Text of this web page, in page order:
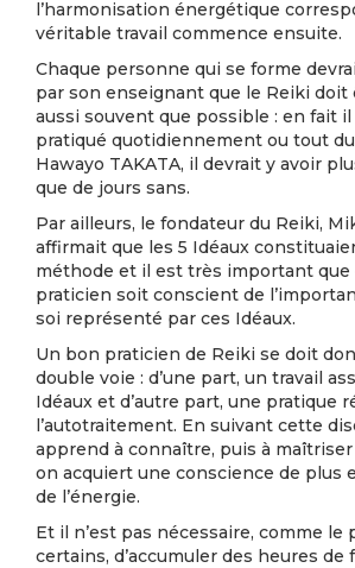
l’harmonisation énergétique
véritable travail commence ensuite.
Chaque personne qui se forme
par son enseignant que le Reiki doit
aussi souvent que possible : en fait
pratiqué quotidiennement ou tout
Hawayo TAKATA, il devrait y avoir
que de jours sans.
Par ailleurs, le fondateur du Reiki,
affirmait que les 5 Idéaux
méthode et il est très important que
praticien soit conscient de
soi représenté par ces Idéaux.
Un bon praticien de Reiki se doit
double voie : d’une part, un travail
Idéaux et d’autre part, une pratique
l’autotraitement. En suivant cette
apprend à connaître, puis à
on acquiert une conscience de plus
de l’énergie.
Et il n’est pas nécessaire, comme
certains, d’accumuler des heures de